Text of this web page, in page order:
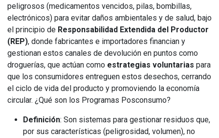
peligrosos (medicamentos vencidos, pilas, bombillas,
electrónicos) para evitar daños ambientales y de salud, bajo
el principio de Responsabilidad Extendida del Productor
(REP), donde fabricantes e importadores financian y
gestionan estos canales de devolución en puntos como
droguerías, que actúan como estrategias voluntarias para
que los consumidores entreguen estos desechos, cerrando
el ciclo de vida del producto y promoviendo la economía
circular. ¿Qué son los Programas Posconsumo?
Definición: Son sistemas para gestionar residuos que,
por sus características (peligrosidad, volumen), no